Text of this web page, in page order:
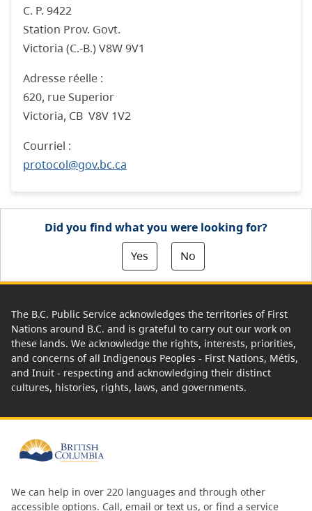
C. P. 9422
Station Prov. Govt.
Victoria (C.-B.) V8W 9V1
Adresse réelle :
620, rue Superior
Victoria, CB V8V 1V2
Courriel :
protocol@gov.bc.ca
Did you find what you were looking for?
Yes
No
The B.C. Public Service acknowledges the territories of First
Nations around B.C. and is grateful to carry out our work on
these lands. We acknowledge the rights, interests, priorities,
and concerns of all Indigenous Peoples - First Nations, Métis,
and Inuit - respecting and acknowledging their distinct
cultures, histories, rights, laws, and governments.
We can help in over 220 languages and through other
accessible options. Call, email or text us, or find a service